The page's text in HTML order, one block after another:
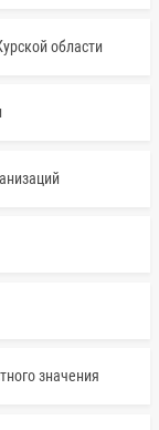
области
значения